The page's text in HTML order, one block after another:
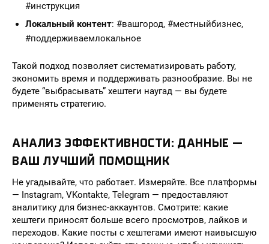
#инструкция
Локальный контент: #вашгород, #местныйбизнес,
#поддерживаемлокальное
Такой подход позволяет систематизировать работу,
экономить время и поддерживать разнообразие. Вы не
будете “выбрасывать” хештеги наугад — вы будете
применять стратегию.
АНАЛИЗ ЭФФЕКТИВНОСТИ: ДАННЫЕ —
ВАШ ЛУЧШИЙ ПОМОЩНИК
Не угадывайте, что работает. Измеряйте. Все платформы
— Instagram, VKontakte, Telegram — предоставляют
аналитику для бизнес-аккаунтов. Смотрите: какие
хештеги приносят больше всего просмотров, лайков и
переходов. Какие посты с хештегами имеют наивысшую